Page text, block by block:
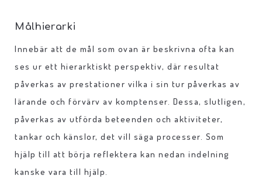
Målhierarki
Innebär att de mål som ovan är beskrivna ofta kan
ses ur ett hierarktiskt perspektiv, där resultat
påverkas av prestationer vilka i sin tur påverkas av
lärande och förvärv av komptenser. Dessa, slutligen,
påverkas av utförda beteenden och aktiviteter,
tankar och känslor, det vill säga processer. Som
hjälp till att börja reflektera kan nedan indelning
kanske vara till hjälp.